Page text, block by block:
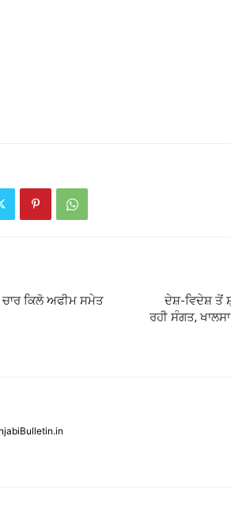
ਚਾਰ ਕਿਲੋ ਅਫੀਮ ਸਮੇਤ
ਦੇਸ਼-ਵਿਦੇਸ਼ ਤੋਂ
ਰਹੀ ਸੰਗਤ,